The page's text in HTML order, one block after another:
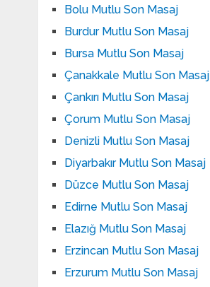
Bolu Mutlu Son Masaj
Burdur Mutlu Son Masaj
Bursa Mutlu Son Masaj
Çanakkale Mutlu Son Masaj
Çankırı Mutlu Son Masaj
Çorum Mutlu Son Masaj
Denizli Mutlu Son Masaj
Diyarbakır Mutlu Son Masaj
Düzce Mutlu Son Masaj
Edirne Mutlu Son Masaj
Elazığ Mutlu Son Masaj
Erzincan Mutlu Son Masaj
Erzurum Mutlu Son Masaj